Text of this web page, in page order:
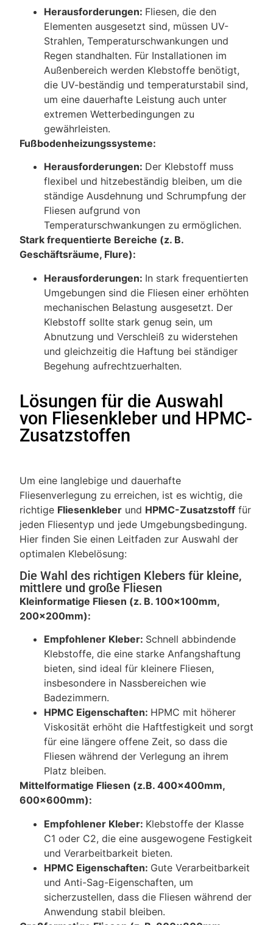
Herausforderungen: Fliesen, die den
Elementen ausgesetzt sind, müssen UV-
Strahlen, Temperaturschwankungen und
Regen standhalten. Für Installationen im
Außenbereich werden Klebstoffe benötigt,
die UV-beständig und temperaturstabil sind,
um eine dauerhafte Leistung auch unter
extremen Wetterbedingungen zu
gewährleisten.
Fußbodenheizungssysteme:
Herausforderungen: Der Klebstoff muss
flexibel und hitzebeständig bleiben, um die
ständige Ausdehnung und Schrumpfung der
Fliesen aufgrund von
Temperaturschwankungen zu ermöglichen.
Stark frequentierte Bereiche (z. B.
Geschäftsräume, Flure):
Herausforderungen: In stark frequentierten
Umgebungen sind die Fliesen einer erhöhten
mechanischen Belastung ausgesetzt. Der
Klebstoff sollte stark genug sein, um
Abnutzung und Verschleiß zu widerstehen
und gleichzeitig die Haftung bei ständiger
Begehung aufrechtzuerhalten.
Lösungen für die Auswahl
von Fliesenkleber und HPMC-
Zusatzstoffen
Um eine langlebige und dauerhafte
Fliesenverlegung zu erreichen, ist es wichtig, die
richtige Fliesenkleber und HPMC-Zusatzstoff für
jeden Fliesentyp und jede Umgebungsbedingung.
Hier finden Sie einen Leitfaden zur Auswahl der
optimalen Klebelösung:
Die Wahl des richtigen Klebers für kleine,
mittlere und große Fliesen
Kleinformatige Fliesen (z. B. 100x100mm,
200x200mm):
Empfohlener Kleber: Schnell abbindende
Klebstoffe, die eine starke Anfangshaftung
bieten, sind ideal für kleinere Fliesen,
insbesondere in Nassbereichen wie
Badezimmern.
HPMC Eigenschaften: HPMC mit höherer
Viskosität erhöht die Haftfestigkeit und sorgt
für eine längere offene Zeit, so dass die
Fliesen während der Verlegung an ihrem
Platz bleiben.
Mittelformatige Fliesen (z.B. 400x400mm,
600x600mm):
Empfohlener Kleber: Klebstoffe der Klasse
C1 oder C2, die eine ausgewogene Festigkeit
und Verarbeitbarkeit bieten.
HPMC Eigenschaften: Gute Verarbeitbarkeit
und Anti-Sag-Eigenschaften, um
sicherzustellen, dass die Fliesen während der
Anwendung stabil bleiben.